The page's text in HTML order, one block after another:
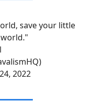
save your little
2022